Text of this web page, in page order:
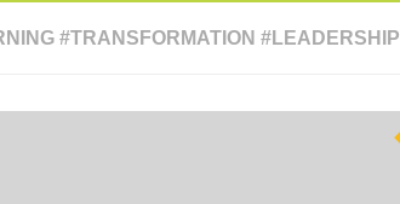
#TRANSFORMATION #LEADERSHIP